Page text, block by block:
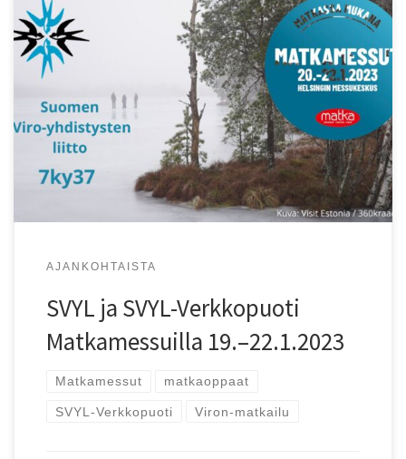
SVYL ja SVYL-Verkkopuoti ovat Helsingin Matkamessuilla
Messukeskuksessa to–su 19.–22.1. Tule SVYL:n osastolle
7ky37 kuulemaan Viro-uutisia, tekemään kirjaostoksia ja
tapaamaan tuttuja!
AJANKOHTAISTA
SVYL ja SVYL-Verkkopuoti
Matkamessuilla 19.–22.1.2023
Matkamessut matkaoppaat
SVYL-Verkkopuoti Viron-matkailu